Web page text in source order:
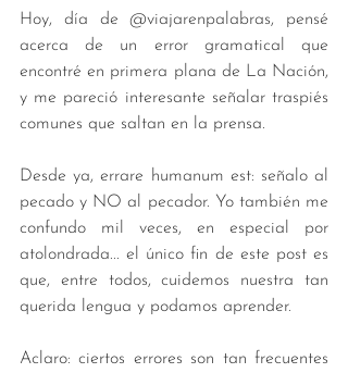
Hoy, día de @viajarenpalabras, pensé
acerca de un error gramatical que
encontré en primera plana de La Nación,
y me pareció interesante señalar traspiés
comunes que saltan en la prensa.
Desde ya, errare humanum est: señalo al
pecado y NO al pecador. Yo también me
confundo mil veces, en especial por
atolondrada... el único fin de este post es
que, entre todos, cuidemos nuestra tan
querida lengua y podamos aprender.
Aclaro: ciertos errores son tan frecuentes